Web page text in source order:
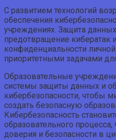
С развитием технологий
обеспечения
учреждениях. Защита
предотвращение кибератак
конфиденциальности
приоритетными задачами
Образовательные
системы защиты данных и
кибербезопасности, чтобы
создать безопасную
Кибербезопасность
образовательного
доверия и безопасности в